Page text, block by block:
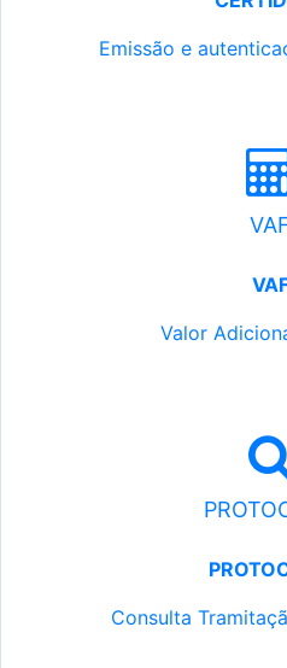
Emissão e
Valor
Consulta